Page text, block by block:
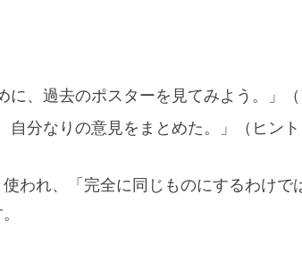
に、過去のポスターを見てみよう。」（
自分なりの意見をまとめた。」（ヒント
使われ、「完全に同じものにするわけで